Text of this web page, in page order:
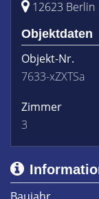
12623 Berlin
Objektdaten
Objekt-Nr.
7633-xZXTSa
Zimmer
3